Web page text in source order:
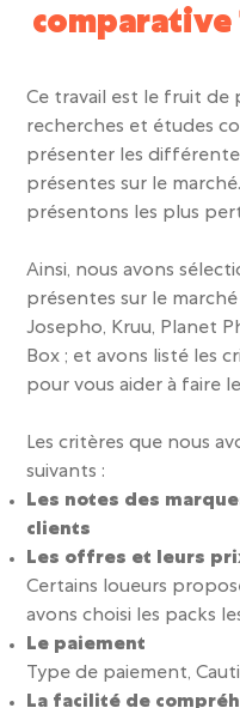
comparative
Ce travail est le fruit de
recherches et études
présenter les
présentes sur le
présentons les plus
Ainsi, nous avons
présentes sur le
Josepho, Kruu, Planet
Box ; et avons listé les
pour vous aider à faire
Les critères que nous
suivants :
Les notes des
clients
Les offres et leurs
Certains loueurs
avons choisi les packs
Le paiement
Type de paiement,
La facilité de